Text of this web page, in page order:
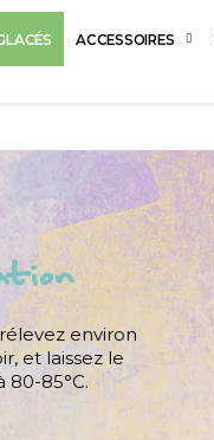
ACCESSOIRES
environ
et laissez le
80-85°C.